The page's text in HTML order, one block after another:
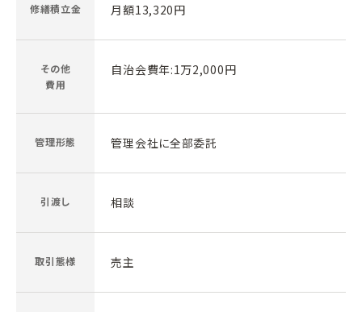
修繕積立金 月額13,320円
その他
費用
自治会費年:1万2,000円
管理形態 管理会社に全部委託
引渡し 相談
取引態様 売主